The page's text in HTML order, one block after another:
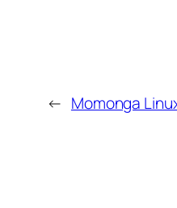
← Momonga